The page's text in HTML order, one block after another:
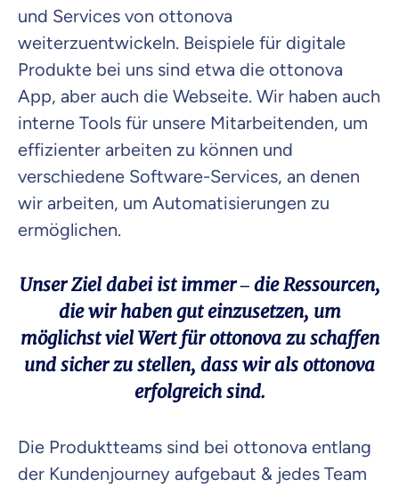
und Services von ottonova
weiterzuentwickeln. Beispiele für digitale
Produkte bei uns sind etwa die ottonova
App, aber auch die Webseite. Wir haben auch
interne Tools für unsere Mitarbeitenden, um
effizienter arbeiten zu können und
verschiedene Software-Services, an denen
wir arbeiten, um Automatisierungen zu
ermöglichen.
Unser Ziel dabei ist immer – die Ressourcen,
die wir haben gut einzusetzen, um
möglichst viel Wert für ottonova zu schaffen
und sicher zu stellen, dass wir als ottonova
erfolgreich sind.
Die Produktteams sind bei ottonova entlang
der Kundenjourney aufgebaut & jedes Team
Zahnzusatz
Versicherung
Krankenhaus
Versicherung
Mit dem Abschicken meiner Daten erkläre ich meineEinwilligungzur
Weiter zu deinen Informationen